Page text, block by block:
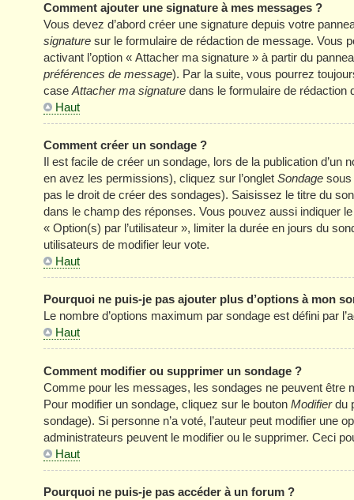
Comment ajouter une signature à mes messages ?
Vous devez d’abord créer une signature depuis votre
signature sur le formulaire de rédaction de message. Vous
activant l’option « Attacher ma signature » à partir du
préférences de message). Par la suite, vous pourrez
case Attacher ma signature dans le formulaire de rédaction
Haut
Comment créer un sondage ?
Il est facile de créer un sondage, lors de la publication
en avez les permissions), cliquez sur l’onglet Sondage sous
pas le droit de créer des sondages). Saisissez le titre du
dans le champ des réponses. Vous pouvez aussi indiquer
« Option(s) par l’utilisateur », limiter la durée en jours du
utilisateurs de modifier leur vote.
Haut
Pourquoi ne puis-je pas ajouter plus d’options à mon
Le nombre d’options maximum par sondage est défini par
Haut
Comment modifier ou supprimer un sondage ?
Comme pour les messages, les sondages ne peuvent être
Pour modifier un sondage, cliquez sur le bouton Modifierdu
sondage). Si personne n’a voté, l’auteur peut modifier une
administrateurs peuvent le modifier ou le supprimer. Ceci
Haut
Pourquoi ne puis-je pas accéder à un forum ?